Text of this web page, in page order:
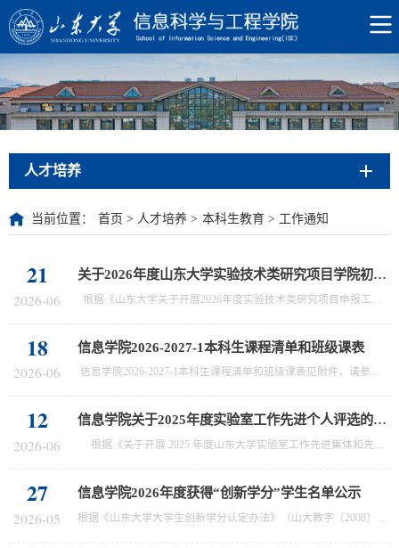
人才培养
当前位置： 首页 > 人才培养 > 本科生教育 > 工作通知
21
2026-06
关于2026年度山东大学实验技术类研究项目学院初审推荐结果的公示
18
2026-06
信息学院2026-2027-1本科生课程清单和班级课表
信息学院2026-2027-1本科生课程清单和班级课表见附件，请参考使用
12
2026-06
信息学院关于2025年度实验室工作先进个人评选的公示
根据《关于开展 2025 年度山东大学实验室工作先进集体和先进个人评选的通知》要求，我院本科教学指导委员会对申报教师提交的参评材料开展审核评议，现将综合排序结果公示如下： 1房明 2李海燕 3张真 4王娜。公示期 3 个工作日。公示电话：0532-58630701。 信息科学与工程学院 2026年6月12
27
2026-05
信息学院2026年度获得“创新学分”学生名单公示
根据《山东大学大学生创新学分认定办法》（山大教字〔2008〕85号）的有关规定，经个人申报、学院初评，确定信息学院李雅慧、于冲、张弘洋、刘光璞、胡君安、何朝晖、刘霁睿七位同学获得2026年度创新学分，现予以公示（见附件），公示期3天。如有异议，请咨询信息学院教务办公室。联系电话：0532-5863070